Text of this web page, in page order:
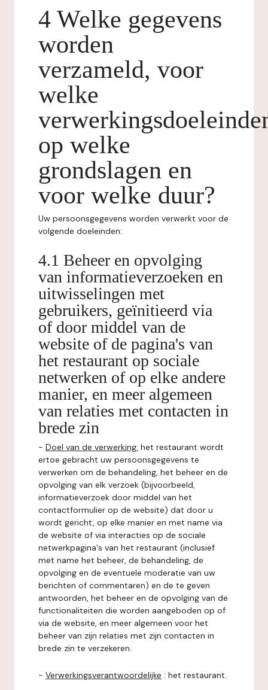
4 Welke gegevens
worden
verzameld, voor
welke
op welke
grondslagen en
voor welke duur?
Uw persoonsgegevens worden verwerkt voor de
volgende doeleinden:
4.1 Beheer en opvolging
van informatieverzoeken en
uitwisselingen met
gebruikers, geïnitieerd via
of door middel van de
website of de pagina's van
het restaurant op sociale
netwerken of op elke andere
manier, en meer algemeen
van relaties met contacten in
brede zin
- Doel van de verwerking: het restaurant wordt
ertoe gebracht uw persoonsgegevens te
verwerken om de behandeling, het beheer en de
opvolging van elk verzoek (bijvoorbeeld,
informatieverzoek door middel van het
contactformulier op de website) dat door u
wordt gericht, op elke manier en met name via
de website of via interacties op de sociale
netwerkpagina's van het restaurant (inclusief
met name het beheer, de behandeling, de
opvolging en de eventuele moderatie van uw
berichten of commentaren) en de te geven
antwoorden, het beheer en de opvolging van de
functionaliteiten die worden aangeboden op of
via de website, en meer algemeen voor het
beheer van zijn relaties met zijn contacten in
brede zin te verzekeren.
- Verwerkingsverantwoordelijke : het restaurant.